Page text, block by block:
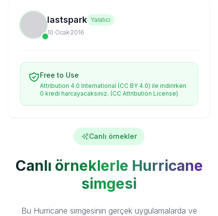
lastspark Yaratıcı
10 Ocak 2016
Free to Use
Attribution 4.0 International (CC BY 4.0) ile indirirken
0 kredi harcayacaksınız. (CC Attribution License)
Canlı örnekler
Canlı örneklerle Hurricane
simgesi
Bu Hurricane simgesinin gerçek uygulamalarda ve